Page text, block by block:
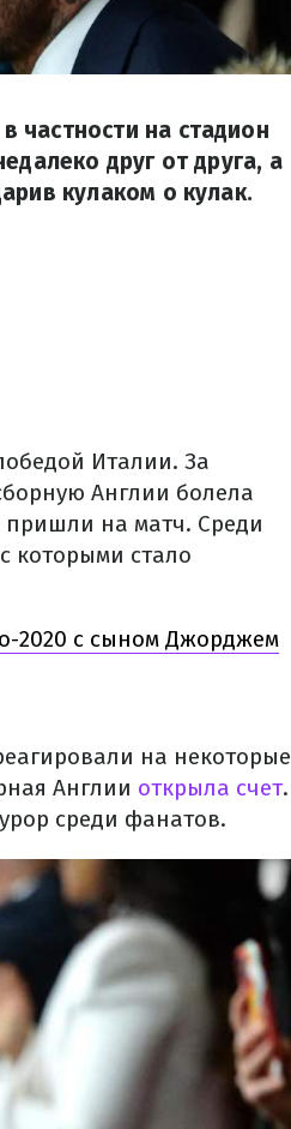
на стадион
друг от друга, а
кулаком о кулак.
Италии. За
Англии болела
пришли на матч. Среди
которыми стало
2020 с сыном Джорджем
на некоторые
Англии открыла счет.
среди фанатов.